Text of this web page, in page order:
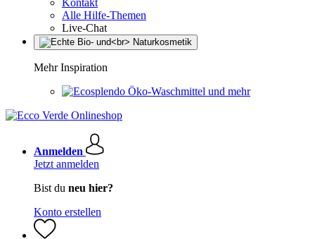
Kontakt
Alle Hilfe-Themen
Live-Chat
Mehr Inspiration
Öko-Waschmittel und mehr
Anmelden
Jetzt anmelden
Bist du neu hier?
Konto erstellen